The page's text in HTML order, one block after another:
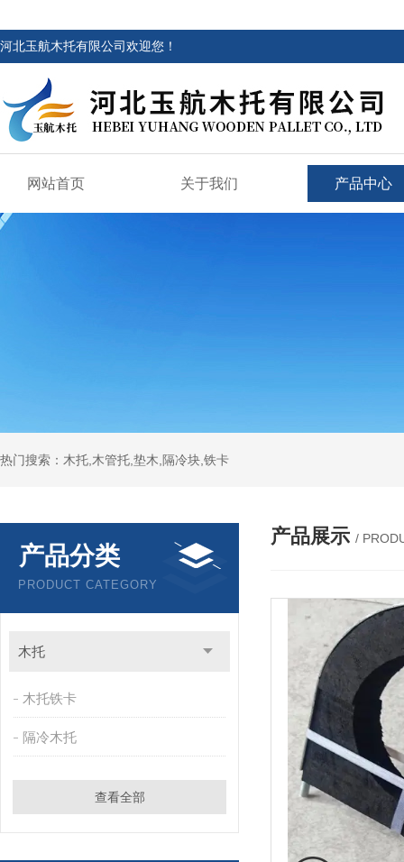
河北玉航木托有限公司欢迎您！
网站首页 关于我们 产品中心
热门搜索：木托,木管托,垫木,隔冷块,铁卡
产品分类
PRODUCT CATEGORY
木托
木托铁卡
隔冷木托
查看全部
产品展示 /